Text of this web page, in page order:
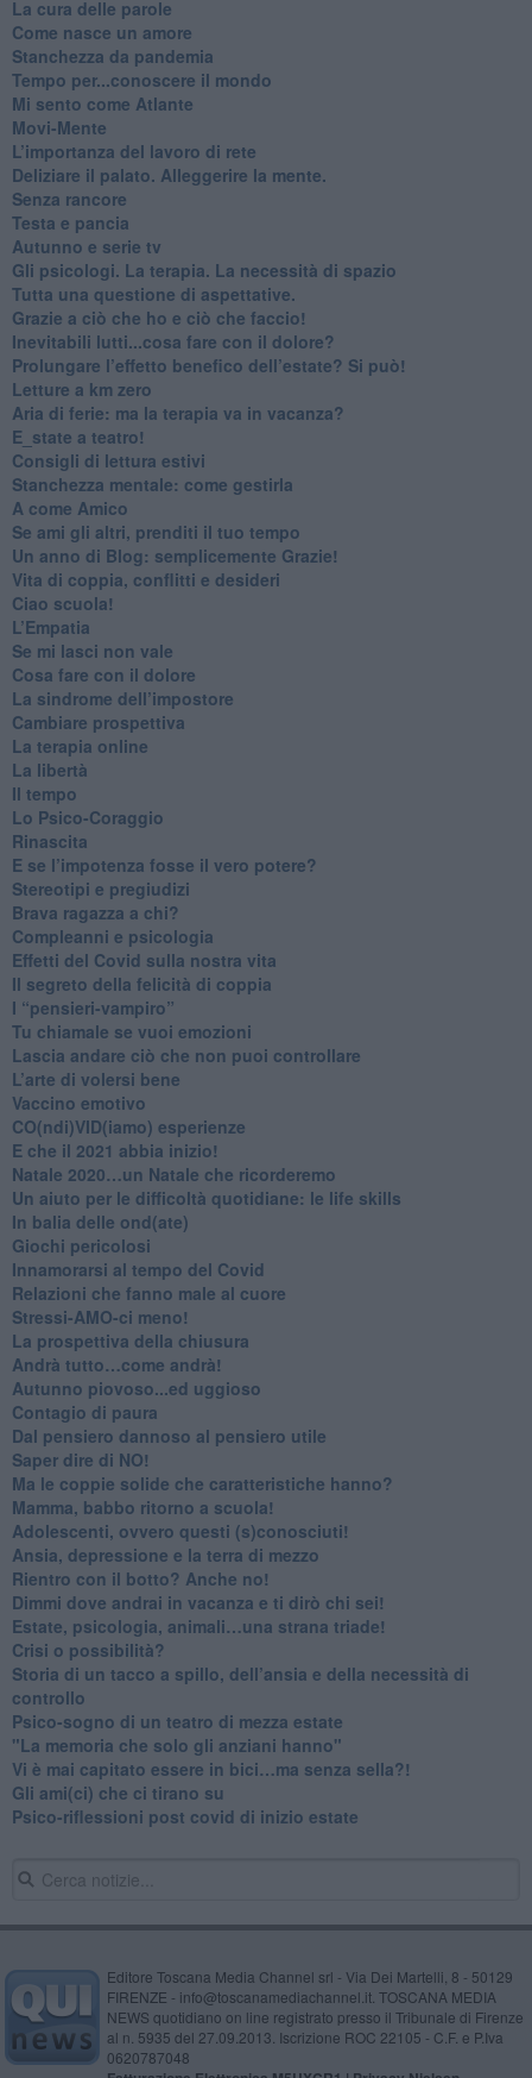
​La cura delle parole
​Come nasce un amore
Stanchezza da pandemia
​Tempo per...conoscere il mondo
​Mi sento come Atlante
​Movi-Mente
​L’importanza del lavoro di rete
​Deliziare il palato. Alleggerire la mente.
​Senza rancore
​Testa e pancia
​Autunno e serie tv
​Gli psicologi. La terapia. La necessità di spazio
​Tutta una questione di aspettative.
​Grazie a ciò che ho e ciò che faccio!
​Inevitabili lutti...cosa fare con il dolore?
Prolungare l’effetto benefico dell’estate? Si può!
​Letture a km zero
​Aria di ferie: ma la terapia va in vacanza?
​E_state a teatro!
​Consigli di lettura estivi
​Stanchezza mentale: come gestirla
​A come Amico
​Se ami gli altri, prenditi il tuo tempo
​Un anno di Blog: semplicemente Grazie!
​Vita di coppia, conflitti e desideri
​Ciao scuola!
​L’Empatia
​Se mi lasci non vale
Cosa fare con il dolore
​La sindrome dell’impostore
​Cambiare prospettiva
La terapia online
La libertà
​Il tempo
​Lo Psico-Coraggio
Rinascita
​E se l’impotenza fosse il vero potere?
Stereotipi e pregiudizi
​Brava ragazza a chi?
​Compleanni e psicologia
Effetti del Covid sulla nostra vita
Il segreto della felicità di coppia
​I “pensieri-vampiro”
​Tu chiamale se vuoi emozioni
​Lascia andare ciò che non puoi controllare
L’arte di volersi bene
​Vaccino emotivo
CO(ndi)VID(iamo) esperienze
​E che il 2021 abbia inizio!
​Natale 2020…un Natale che ricorderemo
Un aiuto per le difficoltà quotidiane: le life skills
​In balia delle ond(ate)
Giochi pericolosi
Innamorarsi al tempo del Covid
​Relazioni che fanno male al cuore
​Stressi-AMO-ci meno!
​La prospettiva della chiusura
​Andrà tutto…come andrà!
Autunno piovoso...ed uggioso
​Contagio di paura
​Dal pensiero dannoso al pensiero utile
​Saper dire di NO!
​Ma le coppie solide che caratteristiche hanno?
​Mamma, babbo ritorno a scuola!
Adolescenti, ovvero questi (s)conosciuti!
Ansia, depressione e la terra di mezzo
​Rientro con il botto? Anche no!
Dimmi dove andrai in vacanza e ti dirò chi sei!
​Estate, psicologia, animali…una strana triade!
​Crisi o possibilità?
​Storia di un tacco a spillo, dell’ansia e della necessità di
controllo
​Psico-sogno di un teatro di mezza estate
"La memoria che solo gli anziani hanno"
​Vi è mai capitato essere in bici…ma senza sella?!
​Gli ami(ci) che ci tirano su
Psico-riflessioni post covid di inizio estate
Editore Toscana Media Channel srl - Via Dei Martelli, 8 - 50129
FIRENZE - info@toscanamediachannel.it. TOSCANA MEDIA
NEWS quotidiano on line registrato presso il Tribunale di Firenze
al n. 5935 del 27.09.2013. Iscrizione ROC 22105 - C.F. e P.Iva
0620787048